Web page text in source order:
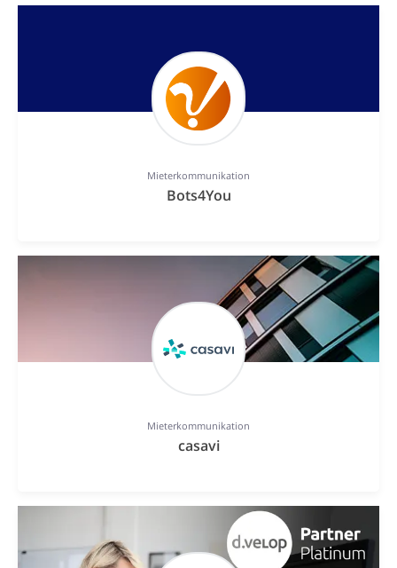
Mieterkommunikation
Bots4You
Mieterkommunikation
casavi